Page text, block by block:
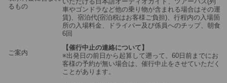
るもの
車やゴンドラなど他の乗り物が含まれる場合はその運
賃)、宿泊代(宿泊税はお客様ご負担)、行程内の入場箇
所の入場料金、ドライバー及び係員へのチップ、朝食
6回
ご案内
【催行中止の連絡について】
※出発日の前日から起算して遡って、60日前までにお
客様の予約が無い場合は、催行中止をさせていただく
ことがあります。